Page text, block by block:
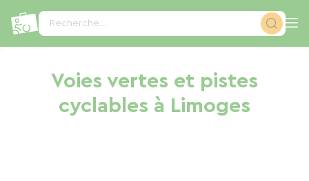
Recherche...
Voies vertes et pistes
cyclables à Limoges
Panneau de gestion des cookies